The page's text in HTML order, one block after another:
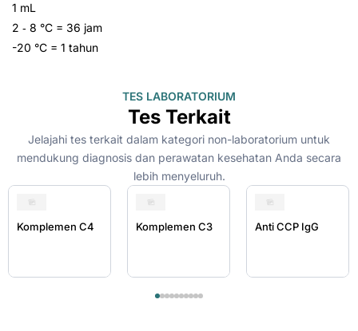
1 mL
2 ‑ 8 °C = 36 jam
-20 °C = 1 tahun
TES LABORATORIUM
Tes Terkait
Jelajahi tes terkait dalam kategori non-laboratorium untuk
mendukung diagnosis dan perawatan kesehatan Anda secara
lebih menyeluruh.
Komplemen C4 Komplemen C3 Anti CCP IgG